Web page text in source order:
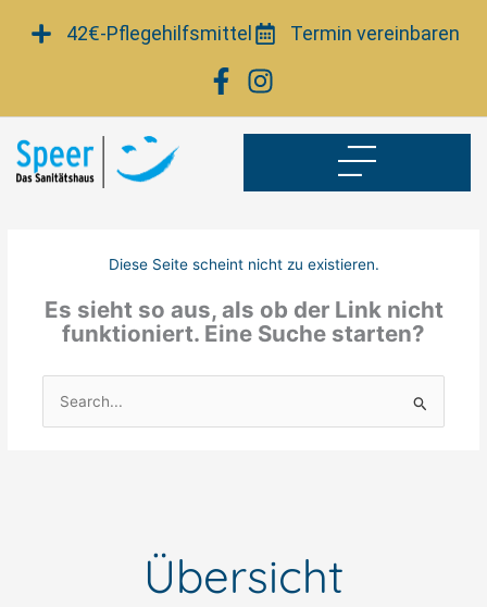
Inhalt
42€-Pflegehilfsmittel Termin vereinbaren
Diese Seite scheint nicht zu existieren.
Es sieht so aus, als ob der Link nicht
funktioniert. Eine Suche starten?
Suchen
nach:
Übersicht